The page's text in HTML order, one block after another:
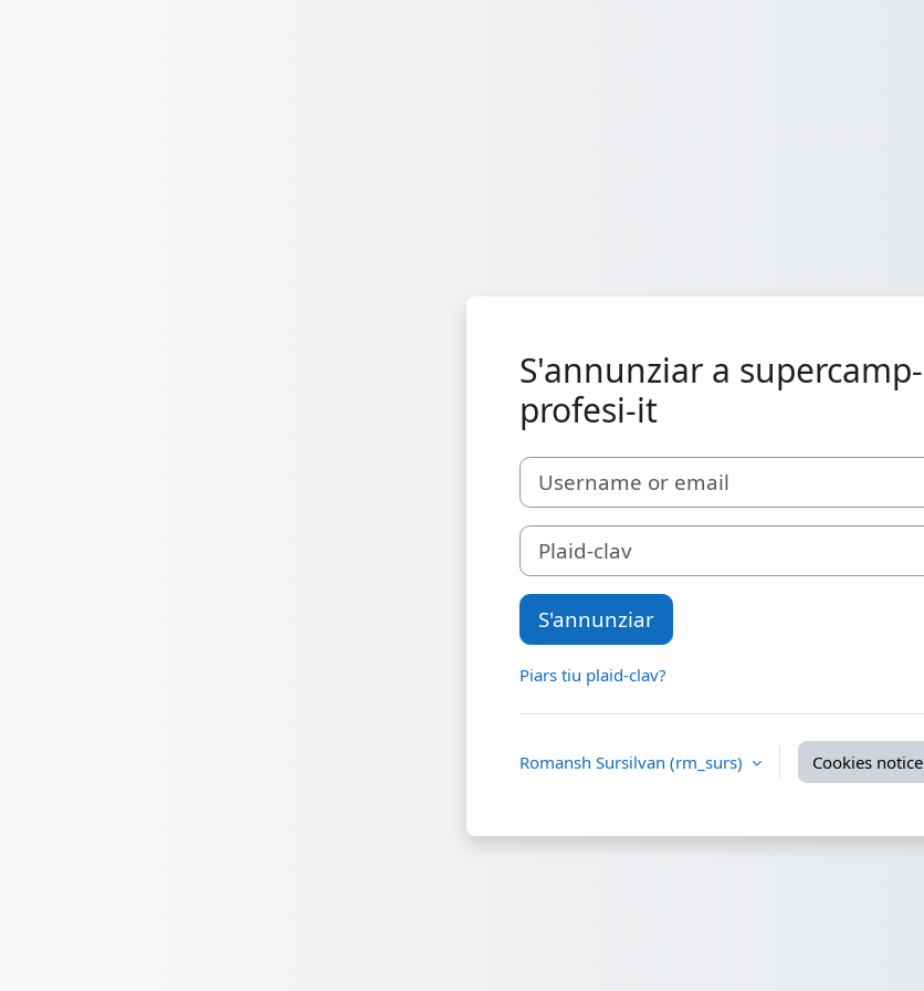
S'annunziar a supercamp-
profesi-it
Username or email
Plaid-clav
S'annunziar
Piars tiu plaid-clav?
Romansh Sursilvan ‎(rm_surs)‎ Cookies notice